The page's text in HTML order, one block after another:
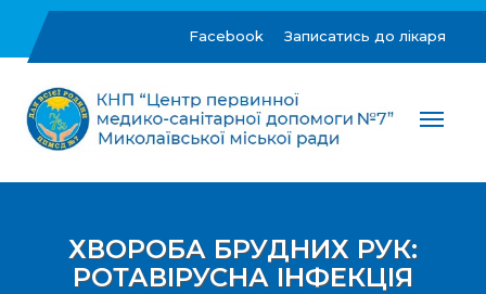
content
Facebook Записатись до лікаря
ЦПМСД №7 м.Миколаїв
первинної медико-санітарної допомоги №7"
ХВОРОБА БРУДНИХ РУК:
РОТАВІРУСНА ІНФЕКЦІЯ